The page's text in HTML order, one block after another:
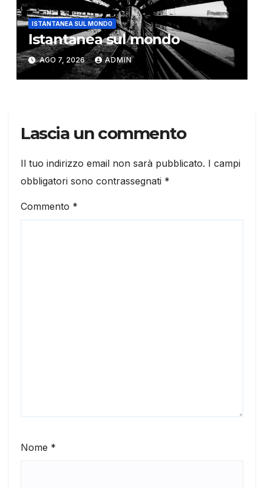
ISTANTANEA SUL MONDO
Istantanea sul mondo
AGO 7, 2026 ADMIN
Lascia un commento
Il tuo indirizzo email non sarà pubblicato. I campi
obbligatori sono contrassegnati *
Commento *
Nome *